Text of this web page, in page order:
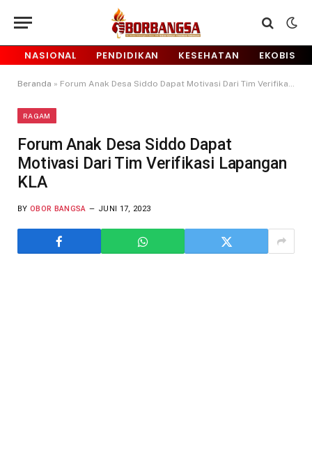
NASIONAL PENDIDIKAN KESEHATAN EKOBIS
Beranda » Forum Anak Desa Siddo Dapat Motivasi Dari Tim Verifikasi Lapangan KLA
RAGAM
Forum Anak Desa Siddo Dapat
Motivasi Dari Tim Verifikasi Lapangan
KLA
BY OBOR BANGSA JUNI 17, 2023